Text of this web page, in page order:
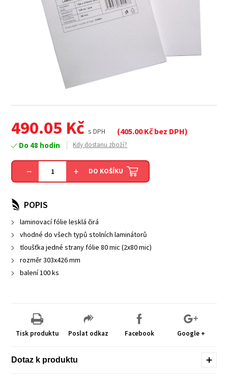
490.05 Kčs DPH (405.00Kč bez DPH)
Do 48 hodin Kdy dostanu zboží?
DO KOŠÍKU
POPIS
laminovací fólie lesklá čirá
vhodné do všech typů stolních laminátorů
tloušťka jedné strany fólie 80 mic (2x80 mic)
rozměr 303x426 mm
balení 100 ks
Tisk produktu Poslat odkaz Facebook Google +
Dotaz k produktu